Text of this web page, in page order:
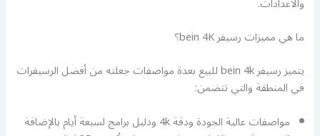
ما هي مميزات رسيفر bein 4K؟
يتميز رسيفر bein 4k للبيع بعدة مواصفات جعلته من أفضل الرسيفرات
في المنطقة والتي تتضمن:
مواصفات عالية الجودة ودقة 4k ودليل برامج لسبعة أيام بالإضافة